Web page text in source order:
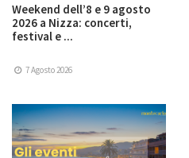
Weekend dell’8 e 9 agosto
2026 a Nizza: concerti,
festival e ...
7 Agosto 2026